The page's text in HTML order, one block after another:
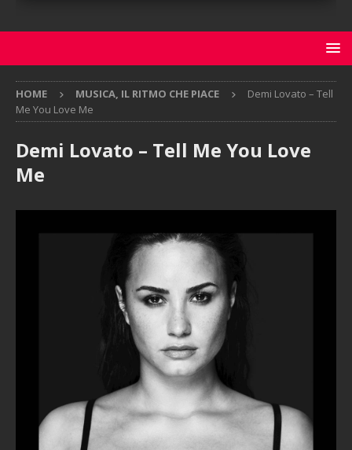
HOME MUSICA, IL RITMO CHE PIACE
Demi Lovato – Tell
Me You Love Me
Demi Lovato – Tell Me You Love
Me